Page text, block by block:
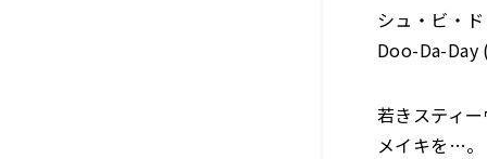
シュ・ビ・
Doo-Da-
若きスティ
メイキを…。